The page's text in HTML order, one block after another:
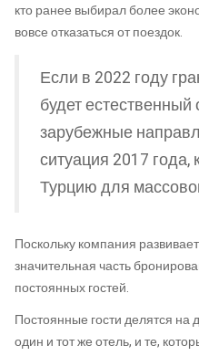
кто ранее выбирал более
вовсе отказаться от поездок.
Если в 2022 году
будет естественный
зарубежные
ситуация 2017 года,
Турцию для
Поскольку компания
значительная часть
постоянных гостей.
Постоянные гости делятся на
один и тот же отель, и те,